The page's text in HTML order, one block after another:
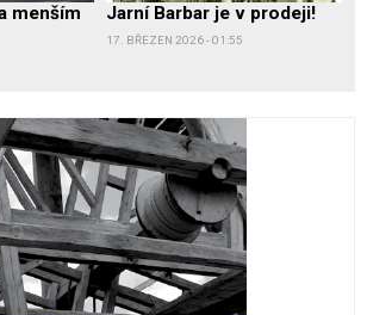
menším
Jarní Barbar je v prodeji!
17. BŘEZEN 2026 - 01:55